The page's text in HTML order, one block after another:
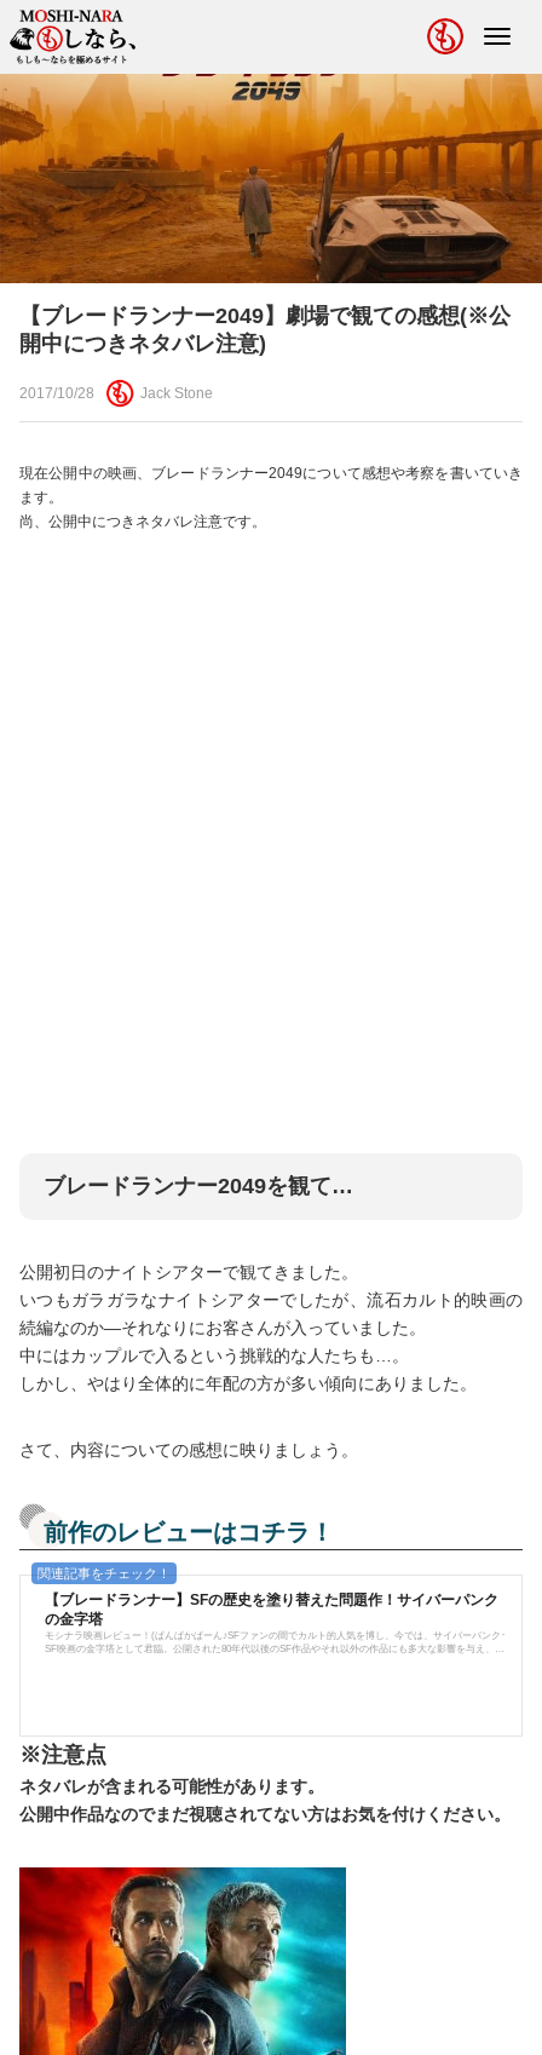
【ブレードランナー2049】劇場で観ての感想(※公
開中につきネタバレ注意)
2017/10/28 Jack Stone
現在公開中の映画、ブレードランナー2049について感想や考察を書いていき
ます。
尚、公開中につきネタバレ注意です。
ブレードランナー2049を観て…
公開初日のナイトシアターで観てきました。
いつもガラガラなナイトシアターでしたが、流石カルト的映画の
続編なのか―それなりにお客さんが入っていました。
中にはカップルで入るという挑戦的な人たちも…。
しかし、やはり全体的に年配の方が多い傾向にありました。
さて、内容についての感想に映りましょう。
前作のレビューはコチラ！
【ブレードランナー】SFの歴史を塗り替えた問題作！サイバーパンク
の金字塔
モシナラ映画レビュー！(ぱんぱかぱーん♪SFファンの間でカルト的人気を博し、今では、サイバーパンク･
SF映画の金字塔として君臨。公開された80年代以後のSF作品やそれ以外の作品にも多大な影響を与え、今
※注意点
ネタバレが含まれる可能性があります。
公開中作品なのでまだ視聴されてない方はお気を付けください。